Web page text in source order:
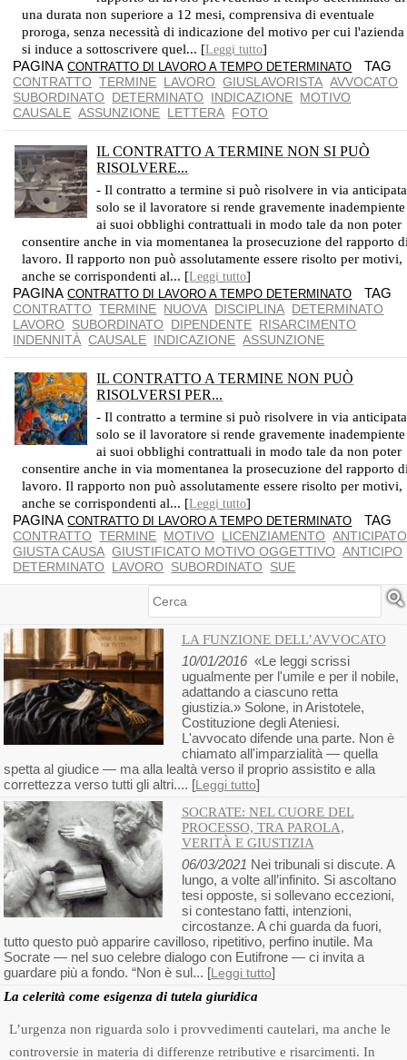
una durata non superiore a 12 mesi, comprensiva di eventuale
proroga, senza necessità di indicazione del motivo per cui l'azienda
si induce a sottoscrivere quel... [Leggi tutto]
PAGINACONTRATTO DI LAVORO A TEMPO DETERMINATO TAG
CONTRATTO TERMINE LAVORO GIUSLAVORISTA AVVOCATO
SUBORDINATO
DETERMINATO INDICAZIONE MOTIVO
CAUSALE ASSUNZIONE LETTERA FOTO
IL CONTRATTO A TERMINE NON SI PUÒ
RISOLVERE...
- Il contratto a termine si può risolvere in via anticipata
solo se il lavoratore si rende gravemente inadempiente
ai suoi obblighi contrattuali in modo tale da non poter
consentire anche in via momentanea la prosecuzione del rapporto
lavoro. Il rapporto non può assolutamente essere risolto per motivi,
anche se corrispondenti al... [Leggi tutto]
PAGINACONTRATTO DI LAVORO A TEMPO DETERMINATO TAG
CONTRATTO TERMINE NUOVA DISCIPLINA DETERMINATO
LAVORO
SUBORDINATO DIPENDENTE RISARCIMENTO
INDENNITÀ CAUSALE INDICAZIONE ASSUNZIONE
IL CONTRATTO A TERMINE NON PUÒ
RISOLVERSI PER...
- Il contratto a termine si può risolvere in via anticipata
solo se il lavoratore si rende gravemente inadempiente
ai suoi obblighi contrattuali in modo tale da non poter
consentire anche in via momentanea la prosecuzione del rapporto
lavoro. Il rapporto non può assolutamente essere risolto per motivi,
anche se corrispondenti al... [Leggi tutto]
PAGINACONTRATTO DI LAVORO A TEMPO DETERMINATO TAG
CONTRATTO TERMINE MOTIVO LICENZIAMENTO ANTICIPATO
GIUSTA CAUSA GIUSTIFICATO MOTIVO OGGETTIVO ANTICIPO
DETERMINATO
LAVORO SUBORDINATO SUE
Cerca
LA FUNZIONE DELL’AVVOCATO
10/01/2016«Le leggi scrissi
ugualmente per l'umile e per il nobile,
adattando a ciascuno retta
giustizia.» Solone, in Aristotele,
Costituzione degli Ateniesi.
L'avvocato difende una parte. Non è
chiamato all'imparzialità — quella
spetta al giudice — ma alla lealtà verso il proprio assistito e alla
correttezza verso tutti gli altri.... [Leggi tutto]
SOCRATE: NEL CUORE DEL
PROCESSO, TRA PAROLA,
VERITÀ E GIUSTIZIA
06/03/2021 Nei tribunali si discute. A
lungo, a volte all’infinito. Si ascoltano
tesi opposte, si sollevano eccezioni,
si contestano fatti, intenzioni,
circostanze. A chi guarda da fuori,
tutto questo può apparire cavilloso, ripetitivo, perfino inutile. Ma
Socrate — nel suo celebre dialogo con Eutifrone — ci invita a
guardare più a fondo. “Non è sul... [Leggi tutto]
La celerità come esigenza di tutela giuridica
L’urgenza non riguarda solo i provvedimenti cautelari, ma anche le
controversie in materia di differenze retributive e risarcimenti. In